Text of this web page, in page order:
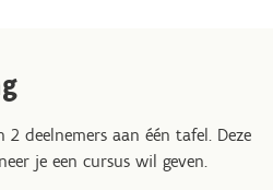
deelnemers aan één tafel. Deze
je een cursus wil geven.